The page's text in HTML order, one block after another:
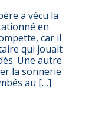
a vécu la
en
car il
qui jouait
Une autre
la sonnerie
au […]